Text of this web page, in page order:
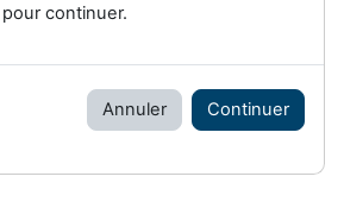
continuer.
Annuler Continuer